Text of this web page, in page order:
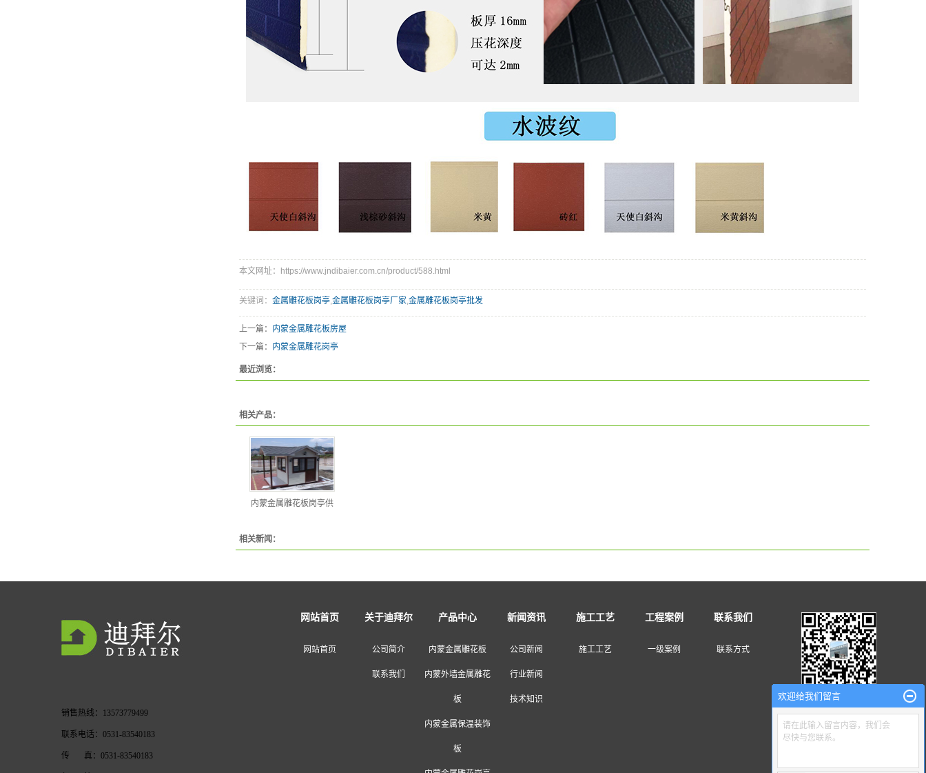
本文网址：https://www.jndibaier.com.cn/product/588.html
关键词： 金属雕花板岗亭,金属雕花板岗亭厂家,金属雕花板岗亭批发
上一篇： 内蒙金属雕花板房屋
下一篇： 内蒙金属雕花岗亭
最近浏览：
相关产品：
内蒙金属雕花板岗亭供
相关新闻：
销售热线：13573779499
联系电话：0531-83540183
传 真：0531-83540183
网站首页
网站首页
关于迪拜尔
公司简介
联系我们
产品中心
内蒙金属雕花板
内蒙外墙金属雕花
板
内蒙金属保温装饰
板
新闻资讯
公司新闻
行业新闻
技术知识
施工工艺
施工工艺
工程案例
一级案例
联系我们
联系方式
欢迎给我们留言
请在此输入留言内容，我们会
尽快与您联系。